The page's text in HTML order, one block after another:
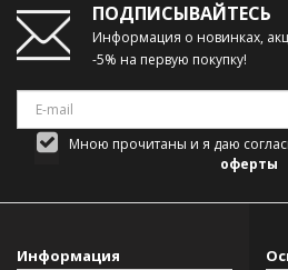
ПОДПИСЫВАЙТЕСЬ
Информация о новинках,
-5% на первую покупку!
Мною прочитаны и я даю
оферты
Информация